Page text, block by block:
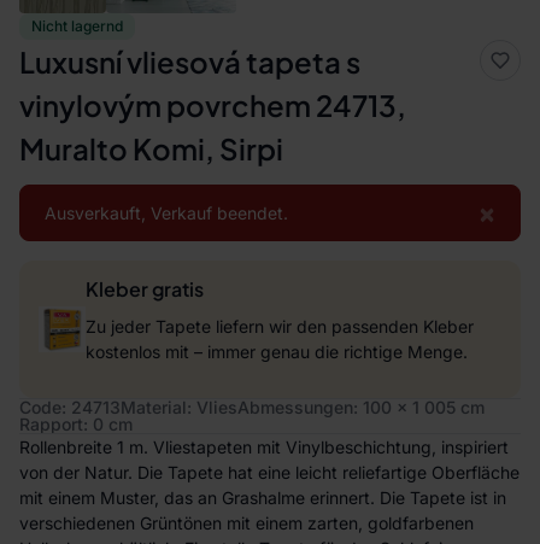
Nicht lagernd
Luxusní vliesová tapeta s
vinylovým povrchem 24713,
Muralto Komi, Sirpi
×
Ausverkauft, Verkauf beendet.
Kleber gratis
Zu jeder Tapete liefern wir den passenden Kleber
kostenlos mit – immer genau die richtige Menge.
Code: 24713Material: VliesAbmessungen: 100 x 1 005 cm
Rapport: 0 cm
Rollenbreite 1 m. Vliestapeten mit Vinylbeschichtung, inspiriert
von der Natur. Die Tapete hat eine leicht reliefartige Oberfläche
mit einem Muster, das an Grashalme erinnert. Die Tapete ist in
verschiedenen Grüntönen mit einem zarten, goldfarbenen